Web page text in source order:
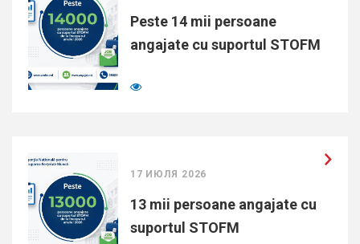
Peste 14 mii persoane
angajate cu suportul STOFM
17 ИЮЛЯ 2026
13 mii persoane angajate cu
suportul STOFM